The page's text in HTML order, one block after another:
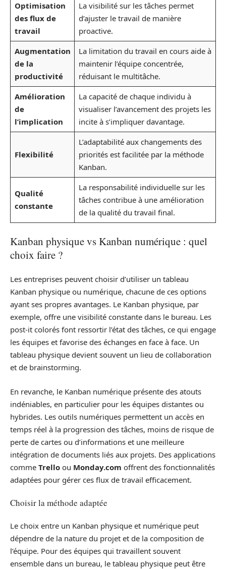
Optimisation
des flux de
travail
La visibilité sur les tâches permet
d’ajuster le travail de manière
proactive.
Augmentation
de la
productivité
La limitation du travail en cours aide à
maintenir l’équipe concentrée,
réduisant le multitâche.
Amélioration
de
l’implication
La capacité de chaque individu à
visualiser l’avancement des projets les
incite à s’impliquer davantage.
Flexibilité
L’adaptabilité aux changements des
priorités est facilitée par la méthode
Kanban.
Qualité
constante
La responsabilité individuelle sur les
tâches contribue à une amélioration
de la qualité du travail final.
Kanban physique vs Kanban numérique : quel
choix faire ?
Les entreprises peuvent choisir d’utiliser un tableau
Kanban physique ou numérique, chacune de ces options
ayant ses propres avantages. Le Kanban physique, par
exemple, offre une visibilité constante dans le bureau. Les
post-it colorés font ressortir l’état des tâches, ce qui engage
les équipes et favorise des échanges en face à face. Un
tableau physique devient souvent un lieu de collaboration
et de brainstorming.
En revanche, le Kanban numérique présente des atouts
indéniables, en particulier pour les équipes distantes ou
hybrides. Les outils numériques permettent un accès en
temps réel à la progression des tâches, moins de risque de
perte de cartes ou d’informations et une meilleure
intégration de documents liés aux projets. Des applications
comme Trello ou Monday.com offrent des fonctionnalités
adaptées pour gérer ces flux de travail efficacement.
Choisir la méthode adaptée
Le choix entre un Kanban physique et numérique peut
dépendre de la nature du projet et de la composition de
l’équipe. Pour des équipes qui travaillent souvent
ensemble dans un bureau, le tableau physique peut être